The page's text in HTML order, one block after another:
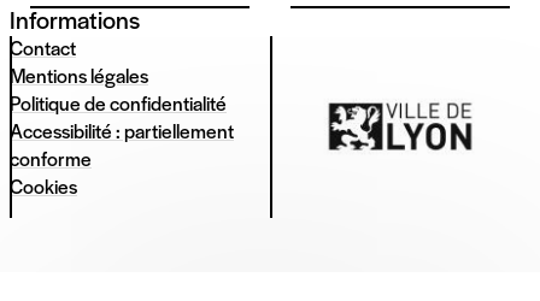
Informations
Contact
Mentions légales
Politique de confidentialité
Accessibilité : partiellement
conforme
Cookies